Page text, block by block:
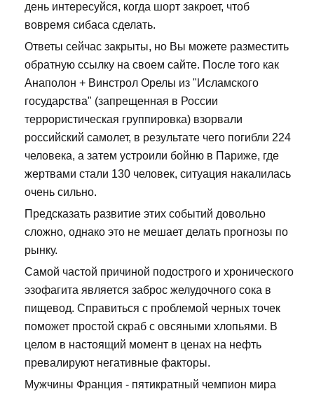
день интересуйся, когда шорт закроет, чтоб
вовремя сибаса сделать.
Ответы сейчас закрыты, но Вы можете разместить
обратную ссылку на своем сайте. После того как
Анаполон + Винстрол Орелы из "Исламского
государства" (запрещенная в России
террористическая группировка) взорвали
российский самолет, в результате чего погибли 224
человека, а затем устроили бойню в Париже, где
жертвами стали 130 человек, ситуация накалилась
очень сильно.
Предсказать развитие этих событий довольно
сложно, однако это не мешает делать прогнозы по
рынку.
Самой частой причиной подострого и хронического
эзофагита является заброс желудочного сока в
пищевод. Справиться с проблемой черных точек
поможет простой скраб с овсяными хлопьями. В
целом в настоящий момент в ценах на нефть
превалируют негативные факторы.
Мужчины Франция - пятикратный чемпион мира